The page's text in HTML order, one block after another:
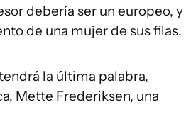
debería ser un europeo, y
de una mujer de sus filas.
la última palabra,
Mette Frederiksen, una